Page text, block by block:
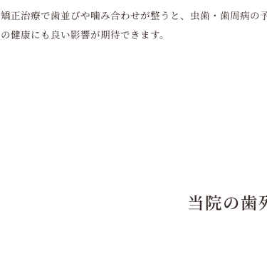
矯正治療で歯並びや噛み合わせが整うと、虫歯・歯周病
の健康にも良い影響が期待できます。
当院の歯